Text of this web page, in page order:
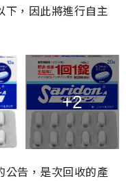
下，因此將進行自主
+2
公告，是次回收的產